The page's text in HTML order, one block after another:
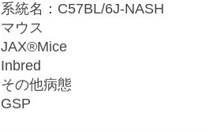
系統名：C57BL/6J-NASH
マウス
JAX®Mice
Inbred
その他病態
GSP